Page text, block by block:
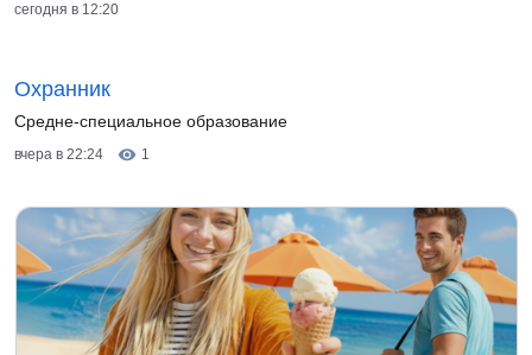
сегодня в 12:20
Охранник
Средне-специальное образование
вчера в 22:24 1